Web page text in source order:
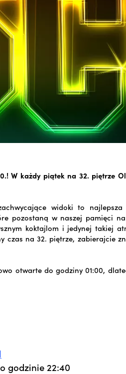
W każdy piątek na 32. piętrze
widoki to najlepsza
pozostaną w naszej pamięci
koktajlom i jedynej takiej
czas na 32. piętrze, zabierajcie
otwarte do godziny 01:00,
godzinie 22:40